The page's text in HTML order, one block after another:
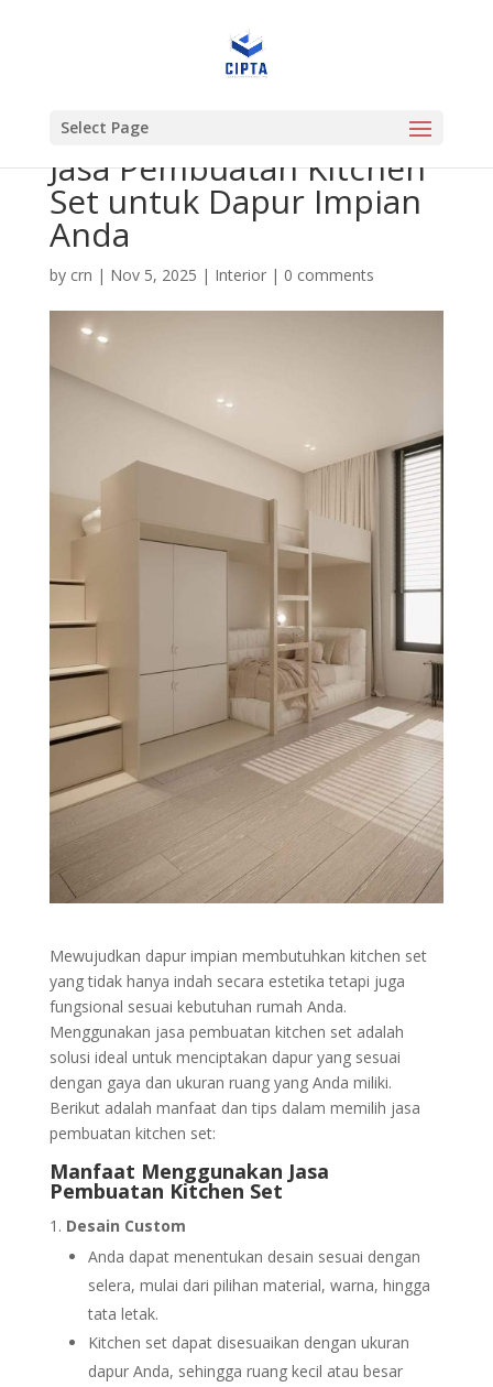
Select Page
Jasa Pembuatan Kitchen
Set untuk Dapur Impian
Anda
by crn | Nov 5, 2025 | Interior| 0 comments
Mewujudkan dapur impian membutuhkan kitchen set
yang tidak hanya indah secara estetika tetapi juga
fungsional sesuai kebutuhan rumah Anda.
Menggunakan jasa pembuatan kitchen set adalah
solusi ideal untuk menciptakan dapur yang sesuai
dengan gaya dan ukuran ruang yang Anda miliki.
Berikut adalah manfaat dan tips dalam memilih jasa
pembuatan kitchen set:
Manfaat Menggunakan Jasa
Pembuatan Kitchen Set
Desain Custom
Anda dapat menentukan desain sesuai dengan
selera, mulai dari pilihan material, warna, hingga
tata letak.
Kitchen set dapat disesuaikan dengan ukuran
dapur Anda, sehingga ruang kecil atau besar